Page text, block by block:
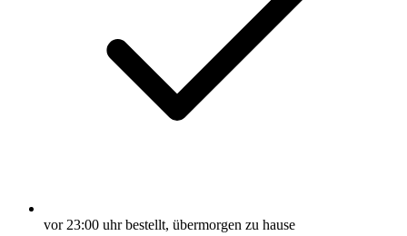
vor 23:00 uhr bestellt, übermorgen zu hause